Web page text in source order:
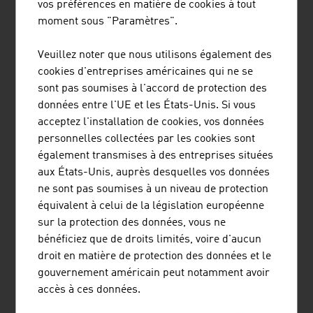
considérablement à l'économie d'énergie. Il permet, par
(Smart Grids) et diminue les émissions de CO2 par la
mise en réseau d'options de mobilité ou la possibilité de
conférences virtuelles.
appareils de télécommunication génèrent une forte
pollution. Pour réduire la pollution et le coût énergétique
élevé engendrés par la production, la consommation
électrique pendant l'utilisation et les pertes des
ressources dus au recyclage non-conforme : le secteur
a un énorme potentiel d'amélioration dans ce domaine.
LA 5G ET L'UTILISATION DE L'IA PAR LES
ENTREPRISES
Le déploiement et l’utilisation croissante de la 5G
vos préférences en matière de cookies à tout
moment sous "Paramètres".
Veuillez noter que nous utilisons également des
cookies d'entreprises américaines qui ne se
sont pas soumises à l'accord de protection des
données entre l'UE et les États-Unis. Si vous
acceptez l'installation de cookies, vos données
personnelles collectées par les cookies sont
également transmises à des entreprises situées
aux États-Unis, auprès desquelles vos données
ne sont pas soumises à un niveau de protection
équivalent à celui de la législation européenne
sur la protection des données, vous ne
bénéficiez que de droits limités, voire d'aucun
droit en matière de protection des données et le
gouvernement américain peut notamment avoir
accès à ces données.